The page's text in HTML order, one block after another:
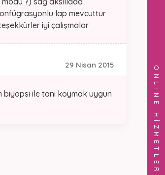
ONLINE HİZMETLER
lap mevcuttur
iyi çalışmalar
29 Nisan 2015
biyopsi ile tani koymak uygun